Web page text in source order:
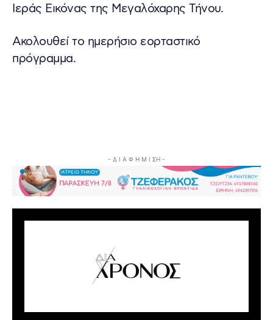
Ιεράς Εικόνας της Μεγαλόχαρης Τήνου.
​Ακολουθεί το ημερήσιο εορταστικό
πρόγραμμα.
- Δ Ι Α Φ Η Μ Ι ΣΗ -